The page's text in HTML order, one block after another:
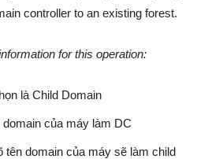
controller to an existing forest.
for this operation:
là Child Domain
của máy làm DC
tên domain của máy sẽ làm child